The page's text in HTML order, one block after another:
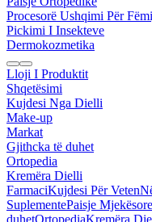
Procesorë Ushqimi Për
Pickimi I Insekteve
Dermokozmetika
Lloji I Produktit
Shqetësimi
Kujdesi Nga Dielli
Make-up
Markat
Gjithcka të duhet
Ortopedia
Kremëra Dielli
FarmaciKujdesi Për Veten
SuplementePaisje Mjekësore
duhetOrtopediaKremëra